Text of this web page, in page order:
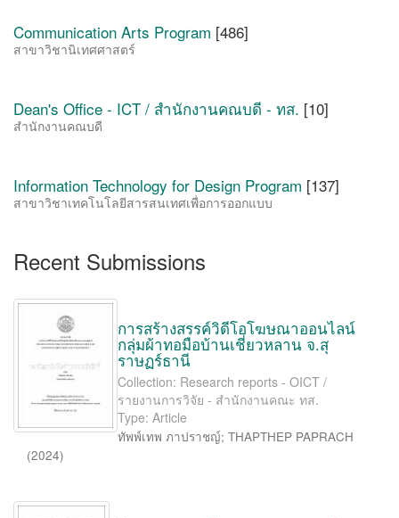
Communication Arts Program [486]
สาขาวิชานิเทศศาสตร์
Dean's Office - ICT / สำนักงานคณบดี - ทส. [10]
สำนักงานคณบดี
Information Technology for Design Program [137]
สาขาวิชาเทคโนโลยีสารสนเทศเพื่อการออกแบบ
Recent Submissions
การสร้างสรรค์วิดีโอโฆษณาออนไลน์
กลุ่มผ้าทอมือบ้านเชี่ยวหลาน จ.สุ
ราษฏร์ธานี
Collection: Research reports - OICT /
รายงานการวิจัย - สำนักงานคณะ ทส.
Type: Article
ทัพพ์เทพ ภาปราชญ์;THAPTHEP PAPRACH
(2024)